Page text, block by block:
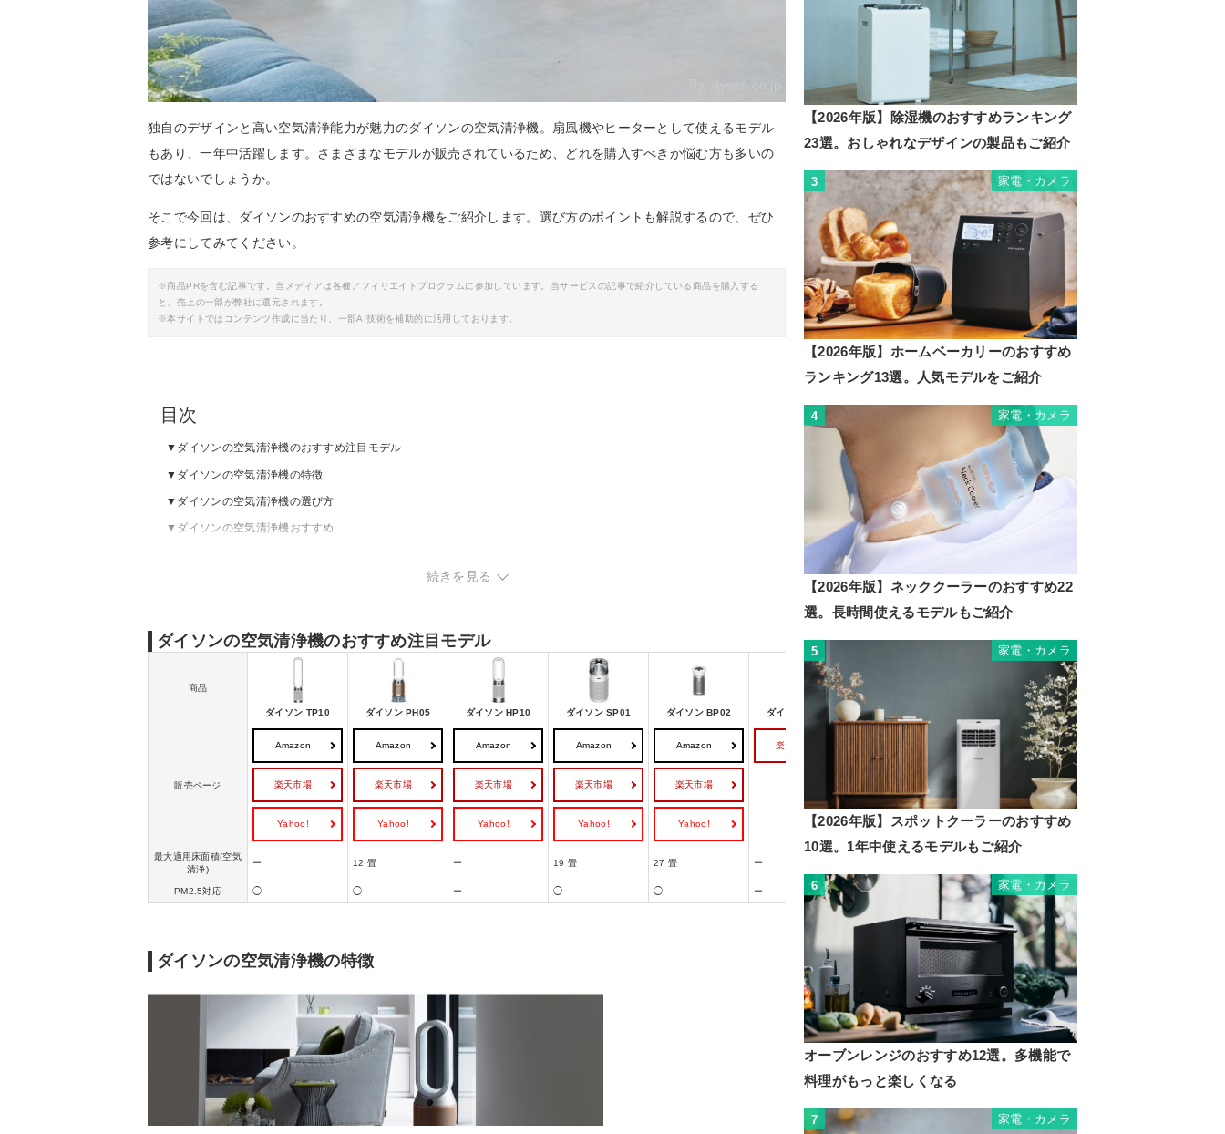
独自のデザインと高い空気清浄能力が魅力のダイソンの空気清浄機。扇風機やヒーターとして使えるモデル
もあり、一年中活躍します。さまざまなモデルが販売されているため、どれを購入すべきか悩む方も多いの
ではないでしょうか。
そこで今回は、ダイソンのおすすめの空気清浄機をご紹介します。選び方のポイントも解説するので、ぜひ
参考にしてみてください。
※商品PRを含む記事です。当メディアは各種アフィリエイトプログラムに参加しています。当サービスの記事で紹介している商品を購入する
と、売上の一部が弊社に還元されます。
※本サイトではコンテンツ作成に当たり、一部AI技術を補助的に活用しております。
目次
ダイソンの空気清浄機のおすすめ注目モデル
ダイソンの空気清浄機の特徴
ダイソンの空気清浄機の選び方
ダイソンの空気清浄機おすすめ
ダイソンの空気清浄機の1ヶ月の電気代はどれくらい？続きを見る
ダイソンの空気清浄機のおすすめ注目モデル
商品
ダイソン TP10 ダイソン PH05 ダイソン HP10 ダイソン SP01 ダイソン BP02 ダイソン BP01
販売ページ
Amazon
楽天市場
Yahoo!
Amazon
楽天市場
Yahoo!
Amazon
楽天市場
Yahoo!
Amazon
楽天市場
Yahoo!
Amazon
楽天市場
Yahoo!
楽天市場
最大適用床面積(空気
清浄)
ー 12 畳 ー 19 畳 27 畳 ー
PM2.5対応 ◯ ◯ ー ◯ ◯ ー
ダイソンの空気清浄機の特徴
【2026年版】除湿機のおすすめランキング
23選。おしゃれなデザインの製品もご紹介
3 家電・カメラ
【2026年版】ホームベーカリーのおすすめ
ランキング13選。人気モデルをご紹介
4 家電・カメラ
【2026年版】ネッククーラーのおすすめ22
選。長時間使えるモデルもご紹介
5 家電・カメラ
【2026年版】スポットクーラーのおすすめ
10選。1年中使えるモデルもご紹介
6 家電・カメラ
オーブンレンジのおすすめ12選。多機能で
料理がもっと楽しくなる
7 家電・カメラ